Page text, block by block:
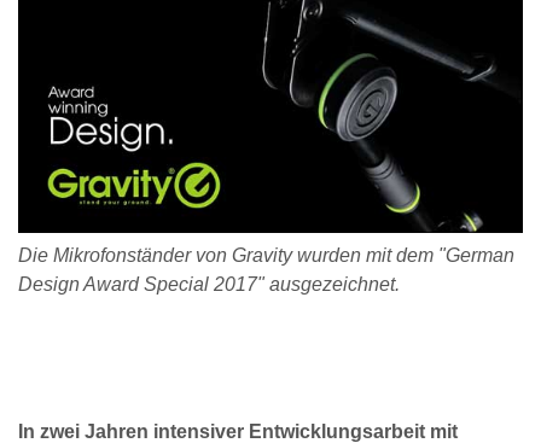
Die Mikrofonständer von Gravity wurden mit dem "German
Design Award Special 2017" ausgezeichnet.
In zwei Jahren intensiver Entwicklungsarbeit mit